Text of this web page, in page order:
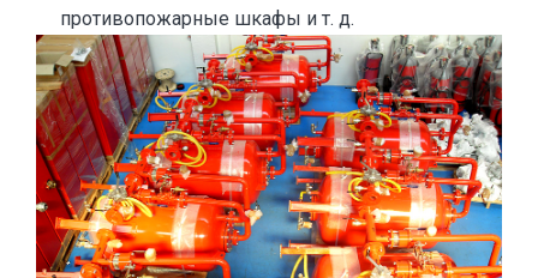
противопожарные шкафы и т. д.